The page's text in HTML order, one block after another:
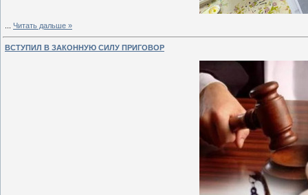
Читать дальше »
ВСТУПИЛ В ЗАКОННУЮ СИЛУ ПРИГОВОР